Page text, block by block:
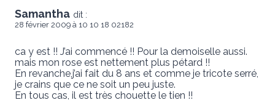
Samantha dit :
28 février 2009 à 10 10 18 02182
ca y est !! J’ai commencé !! Pour la demoiselle aussi.
mais mon rose est nettement plus pétard !!
En revanche,j’ai fait du 8 ans et comme je tricote serré,
je crains que ce ne soit un peu juste.
En tous cas, il est très chouette le tien !!